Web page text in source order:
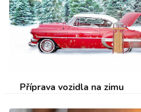
Příprava vozidla na zimu